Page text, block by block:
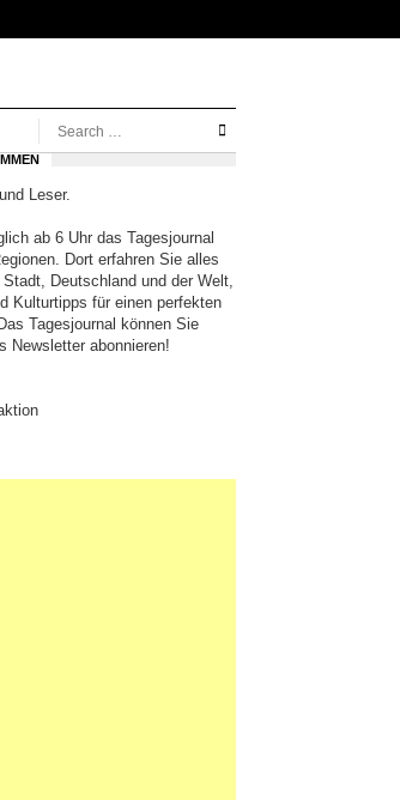
Leser.
ab 6 Uhr das Tagesjournal
Dort erfahren Sie alles
Deutschland und der Welt,
Kulturtipps für einen perfekten
Tagesjournal können Sie
Newsletter abonnieren!